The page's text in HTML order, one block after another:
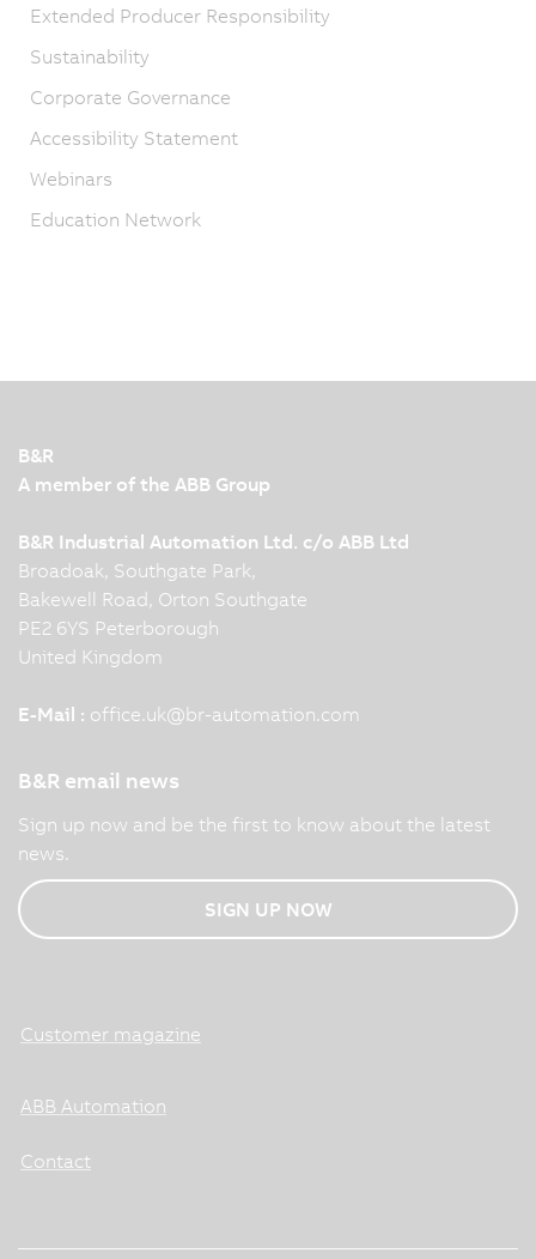
Extended Producer Responsibility
Sustainability
Corporate Governance
Accessibility Statement
Webinars
Education Network
B&R
A member of the ABB Group
B&R Industrial Automation Ltd. c/o ABB Ltd
Broadoak, Southgate Park,
Bakewell Road, Orton Southgate
PE2 6YS Peterborough
United Kingdom
E-Mail : office.uk@br-automation.com
B&R email news
Sign up now and be the first to know about the latest
news.
SIGN UP NOW
Customer magazine
ABB Automation
Contact